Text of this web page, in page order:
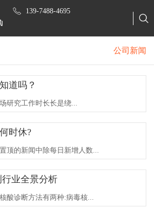
139-7488-4695
公司新闻
道吗？
研究工作时长长是绕...
时休?
顶的新闻中除每日新增人数...
行业全景分析
酸诊断方法有两种:病毒核...